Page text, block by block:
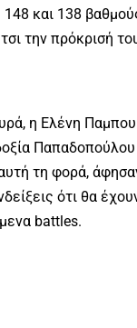
και 138
την πρόκρισή
η Ελένη
Παπαδοπούλου
τη φορά,
ότι θα
battles.